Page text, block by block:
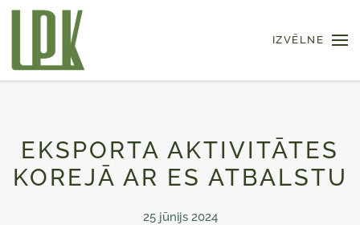
Skip to main content IZVĒLNE
EKSPORTA AKTIVITĀTES
KOREJĀ AR ES ATBALSTU
25 jūnijs 2024